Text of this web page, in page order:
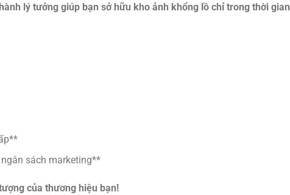
lý tưởng giúp bạn sở hữu kho ảnh khổng lồ chỉ trong thời gian
sách marketing**
của thương hiệu bạn!